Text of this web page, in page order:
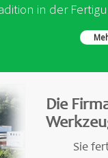
in der
Die
Sie